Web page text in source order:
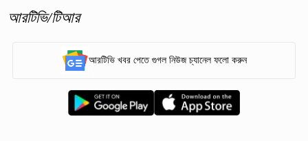
আরটিভি/টিআর
আরটিভি খবর পেতে গুগল নিউজ চ্যানেল ফলো করুন